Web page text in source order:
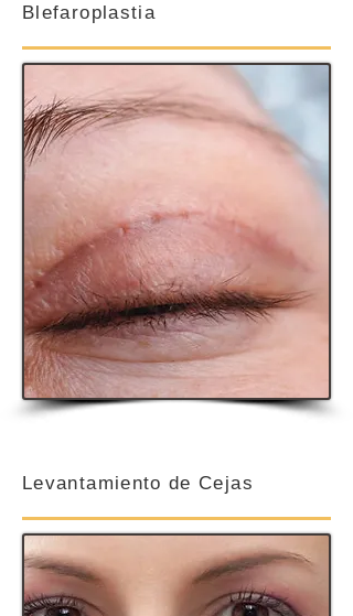
Blefaroplastia
Levantamiento de Cejas